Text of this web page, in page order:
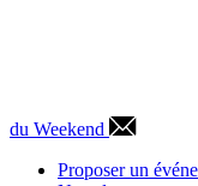
du Weekend
Proposer un